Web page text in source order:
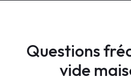
Questions
vide